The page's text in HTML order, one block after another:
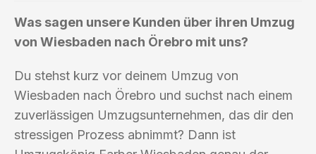
Was sagen unsere Kunden über ihren Umzug
von Wiesbaden nach Örebro mit uns?
Du stehst kurz vor deinem Umzug von
Wiesbaden nach Örebro und suchst nach einem
zuverlässigen Umzugsunternehmen, das dir den
stressigen Prozess abnimmt? Dann ist